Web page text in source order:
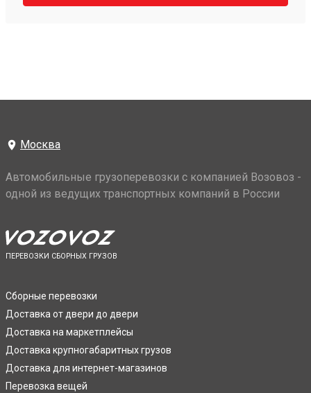
Москва
Автомобильные грузоперевозки с компанией Возовоз -
одной из ведущих транспортных компаний в России
ПЕРЕВОЗКИ СБОРНЫХ ГРУЗОВ
Сборные перевозки
Доставка от двери до двери
Доставка на маркетплейсы
Доставка крупногабаритных грузов
Доставка для интернет-магазинов
Перевозка вещей